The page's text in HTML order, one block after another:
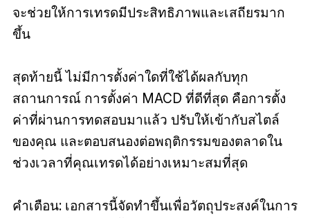
จะช่วยให้การเทรดมีประสิทธิภาพและเสถียรมาก
ขึ้น
สุดท้ายนี้ ไม่มีการตั้งค่าใดที่ใช้ได้ผลกับทุก
สถานการณ์ การตั้งค่า MACD ที่ดีที่สุด คือการตั้ง
ค่าที่ผ่านการทดสอบมาแล้ว ปรับให้เข้ากับสไตล์
ของคุณ และตอบสนองต่อพฤติกรรมของตลาดใน
ช่วงเวลาที่คุณเทรดได้อย่างเหมาะสมที่สุด
คำเตือน: เอกสารนี้จัดทำขึ้นเพื่อวัตถุประสงค์ในการ